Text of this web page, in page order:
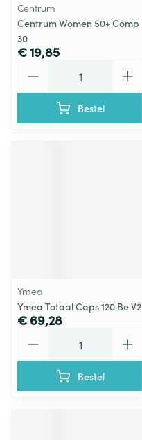
Centrum
Centrum Women 50+ Comp
30
€ 19,85
Bestel
Ymea
Ymea Totaal Caps 120 Be V2
€ 69,28
Bestel